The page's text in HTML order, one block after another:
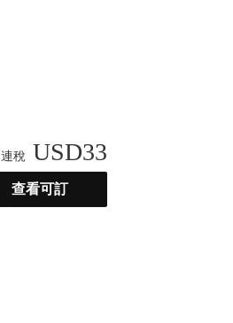
連稅 USD33
查看可訂